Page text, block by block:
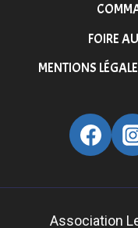
FOIRE
MENTIONS
Association